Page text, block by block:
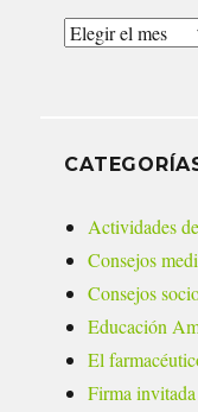
Archivos
Actividades
Consejos
Consejos
Educación
El
Firma invitada